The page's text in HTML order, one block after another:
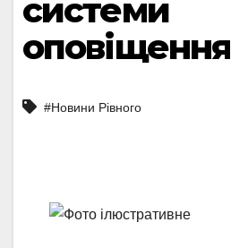
системи
оповіщення
#Новини Рівного